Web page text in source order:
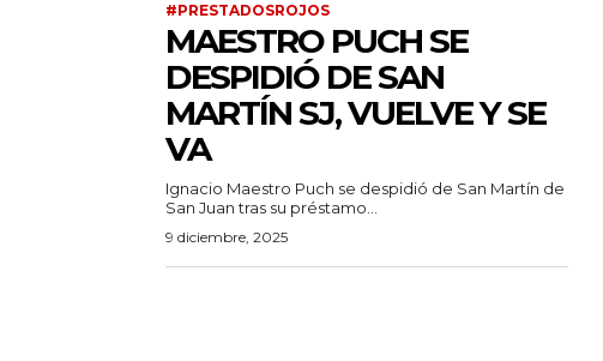
#PRESTADOSROJOS
MAESTRO PUCH SE
DESPIDIÓ DE SAN
MARTÍN SJ, VUELVE Y SE
VA
Ignacio Maestro Puch se despidió de San Martín de
San Juan tras su préstamo...
9 diciembre, 2025